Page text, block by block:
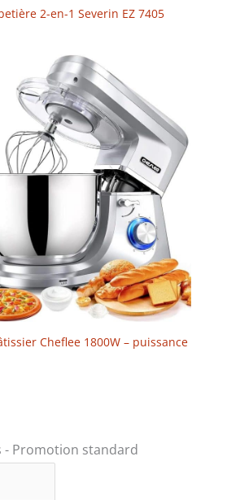
2-en-1 Severin EZ 7405
Cheflee 1800W – puissance